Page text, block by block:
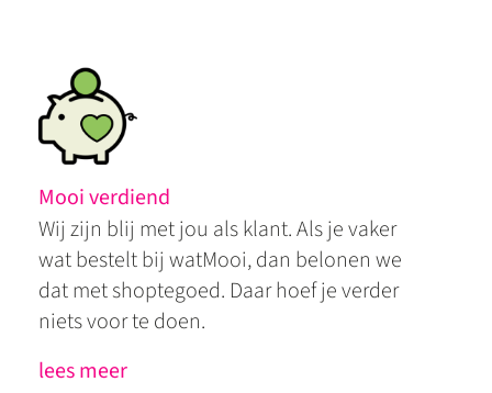
Mooi verdiend
Wij zijn blij met jou als klant. Als je vaker
wat bestelt bij watMooi, dan belonen we
dat met shoptegoed. Daar hoef je verder
niets voor te doen.
lees meer